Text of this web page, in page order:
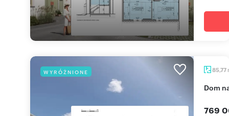
WYRÓŻNIONE 85,77
dom
769